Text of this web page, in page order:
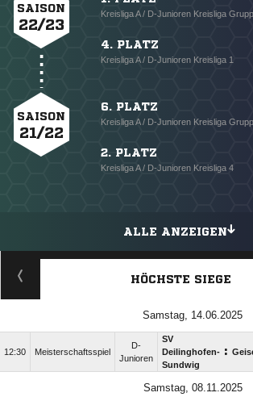
SAISON
22/23
Kreisliga A / D-Junioren Kreisliga
4. PLATZ
Kreisliga A / D-Junioren Kreisliga 1
SAISON
21/22
6. PLATZ
Kreisliga A / D-Junioren Kreisliga
2. PLATZ
Kreisliga A / D-Junioren Kreisliga 4
ALLE ANZEIGEN
HÖCHSTE SIEGE
Samstag, 14.06.2025
12:30 Meisterschaftsspiel
D-
Junioren
SV
Deilinghofen-
Sundwig
:
Samstag, 08.11.2025